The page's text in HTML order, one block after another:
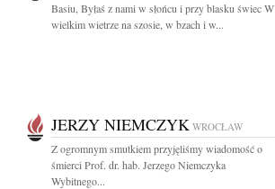
Basiu, Byłaś z nami w słońcu i przy blasku świec W
wielkim wietrze na szosie, w bzach i w...
JERZY NIEMCZYK WROCŁAW
Z ogromnym smutkiem przyjęliśmy wiadomość o
śmierci Prof. dr. hab. Jerzego Niemczyka
Wybitnego...